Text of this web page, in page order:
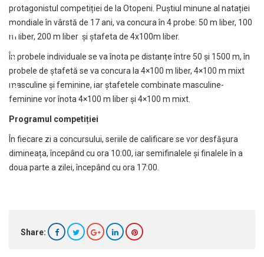
protagonistul competiției de la Otopeni. Puștiul minune al natației
mondiale în vârstă de 17 ani, va concura în 4 probe: 50 m liber, 100
m liber, 200 m liber și ștafeta de 4x100m liber.
În probele individuale se va înota pe distanțe între 50 și 1500 m, în
probele de ștafetă se va concura la 4×100 m liber, 4×100 m mixt
masculine și feminine, iar ștafetele combinate masculine-
feminine vor înota 4×100 m liber și 4×100 m mixt.
Programul competiției
În fiecare zi a concursului, seriile de calificare se vor desfășura
dimineața, începând cu ora 10:00, iar semifinalele și finalele în a
doua parte a zilei, începând cu ora 17:00.
Share: